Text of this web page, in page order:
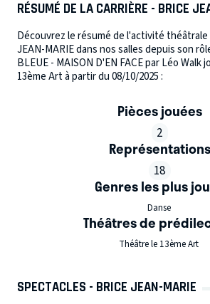
RÉSUMÉ DE LA CARRIÈRE - BRICE
Découvrez le résumé de l'activité
JEAN-MARIE dans nos salles depuis son
BLEUE - MAISON D'EN FACE par Léo Walk
13ème Art à partir du 08/10/2025 :
Pièces jouées
2
Représentations
18
Genres les plus
Danse
Théâtres de
Théâtre le 13ème Art
SPECTACLES - BRICE JEAN-MARIE